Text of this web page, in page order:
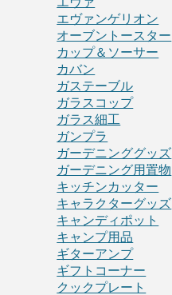
エヴァンゲリオン
オーブントースター
カップ＆ソーサー
カバン
ガステーブル
ガラスコップ
ガラス細工
ガンプラ
ガーデニンググッズ
ガーデニング用置物
キッチンカッター
キャラクターグッズ
キャンディポット
キャンプ用品
ギターアンプ
ギフトコーナー
クックプレート